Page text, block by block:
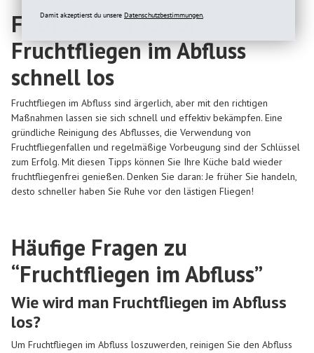
Fazit: So werden Sie
Fruchtfliegen im Abfluss
schnell los
Fruchtfliegen im Abfluss sind ärgerlich, aber mit den richtigen
Maßnahmen lassen sie sich schnell und effektiv bekämpfen. Eine
gründliche Reinigung des Abflusses, die Verwendung von
Fruchtfliegenfallen und regelmäßige Vorbeugung sind der Schlüssel
zum Erfolg. Mit diesen Tipps können Sie Ihre Küche bald wieder
fruchtfliegenfrei genießen. Denken Sie daran: Je früher Sie handeln,
desto schneller haben Sie Ruhe vor den lästigen Fliegen!
Häufige Fragen zu
“Fruchtfliegen im Abfluss”
Wie wird man Fruchtfliegen im Abfluss
los?
Um Fruchtfliegen im Abfluss loszuwerden, reinigen Sie den Abfluss
Damit akzeptierst du unsere Datenschutzbestimmungen.